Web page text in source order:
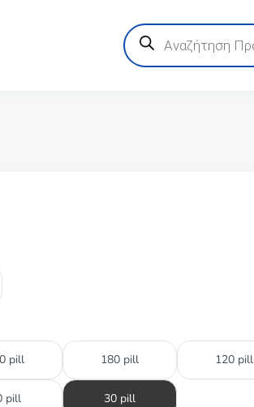
Products
search
pill 180 pill 120 pill
pill 30 pill